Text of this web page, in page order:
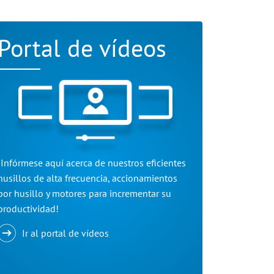
de vídeos
aquí acerca de nuestros eficientes
de alta frecuencia, accionamientos
husillo y motores para incrementar su
Ir al portal de vídeos